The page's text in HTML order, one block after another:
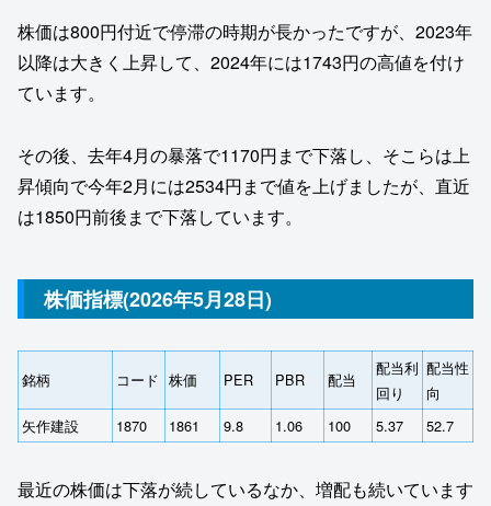
株価は800円付近で停滞の時期が長かったですが、2023年
以降は大きく上昇して、2024年には1743円の高値を付け
ています。
その後、去年4月の暴落で1170円まで下落し、そこらは上
昇傾向で今年2月には2534円まで値を上げましたが、直近
は1850円前後まで下落しています。
株価指標(2026年5月28日)
銘柄 コード 株価 PER PBR 配当
配当利
回り
配当性
向
矢作建設
1870 1861 9.8 1.06 100 5.37 52.7
最近の株価は下落が続しているなか、増配も続いています